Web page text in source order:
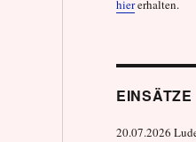
hiererhalten.
EINSÄTZE
20.07.2026